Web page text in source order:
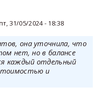
пт, 31/05/2024 - 18:38
она уточнила, что
нет, но в балансе
каждый отдельный
и